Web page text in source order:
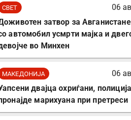
комплет за
СВЕТ
06
затвор за
автомобил усмрти мајка и
во Минхен
МАКЕДОНИЈА
06
двајца охриѓани,
марихуана при претреси